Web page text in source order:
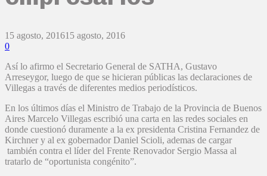
15 agosto, 201615 agosto, 2016
0
Así lo afirmo el Secretario General de SATHA, Gustavo
Arreseygor, luego de que se hicieran públicas las declaraciones de
Villegas a través de diferentes medios periodísticos.
En los últimos días el Ministro de Trabajo de la Provincia de Buenos
Aires Marcelo Villegas escribió una carta en las redes sociales en
donde cuestionó duramente a la ex presidenta Cristina Fernandez de
Kirchner y al ex gobernador Daniel Scioli, ademas de cargar
también contra el líder del Frente Renovador Sergio Massa al
tratarlo de “oportunista congénito”.